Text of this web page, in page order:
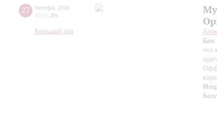
27 декабря 2016
20:00 Вт
Большой зал
Бах
что